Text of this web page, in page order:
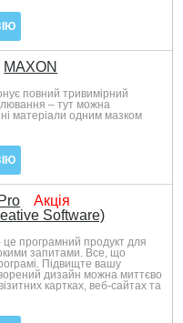
MAXON
повний тривимірний
– тут можна
матеріали одним мазком
Software)
Акція
програмний продукт для
запитами. Все, що
Підвищте вашу
дизайн можна миттєво
картках, веб-сайтах та